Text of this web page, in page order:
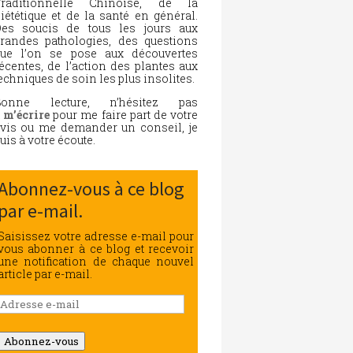
et de la santé en général.
soucis de tous les jours aux
pathologies, des questions
l’on se pose aux découvertes
de l’action des plantes aux
de soin les plus insolites.
lecture, n’hésitez pas
m’écrire pour me faire part de votre
ou me demander un conseil, je
à votre écoute.
vous à ce blog
par e-mail.
votre adresse e-mail pour
abonner à ce blog et recevoir
notification de chaque nouvel
par e-mail.
Abonnez-vous